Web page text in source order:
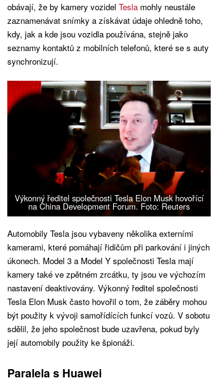
obávají, že by kamery vozidel Tesla mohly neustále
zaznamenávat snímky a získávat údaje ohledně toho,
kdy, jak a kde jsou vozidla používána, stejně jako
seznamy kontaktů z mobilních telefonů, které se s auty
synchronizují.
Výkonný ředitel společnosti Tesla Elon Musk hovořící
na China Development Forum. Foto: Reuters
Automobily Tesla jsou vybaveny několika externími
kamerami, které pomáhají řidičům při parkování i jiných
úkonech. Model 3 a Model Y společnosti Tesla mají
kamery také ve zpětném zrcátku, ty jsou ve výchozím
nastavení deaktivovány. Výkonný ředitel společnosti
Tesla Elon Musk často hovořil o tom, že záběry mohou
být použity k vývoji samořídících funkcí vozů. V sobotu
sdělil, že jeho společnost bude uzavřena, pokud byly
její automobily použity ke špionáži.
Paralela s Huawei